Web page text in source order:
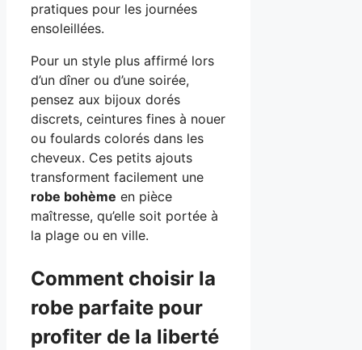
pratiques pour les journées
ensoleillées.
Pour un style plus affirmé lors
d’un dîner ou d’une soirée,
pensez aux bijoux dorés
discrets, ceintures fines à nouer
ou foulards colorés dans les
cheveux. Ces petits ajouts
transforment facilement une
robe bohème en pièce
maîtresse, qu’elle soit portée à
la plage ou en ville.
Comment choisir la
robe parfaite pour
profiter de la liberté